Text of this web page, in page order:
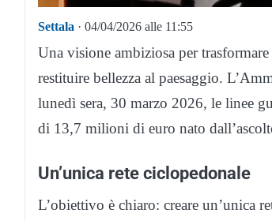
Settala · 04/04/2026 alle 11:55
Una visione ambiziosa per
restituire bellezza al paesaggio.
lunedì sera, 30 marzo 2026, le linee
di 13,7 milioni di euro nato
Un’unica rete ciclopedonale
L’obiettivo è chiaro: creare un’unica